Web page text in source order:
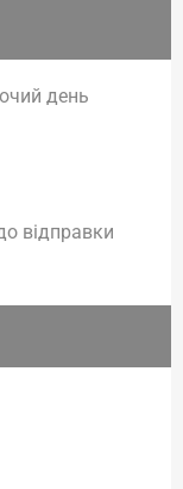
день
відправки